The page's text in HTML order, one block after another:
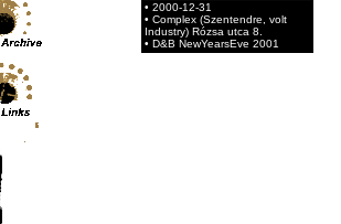
• 2000-12-31
• Complex (Szentendre, volt
Industry) Rózsa utca 8.
• D&B NewYearsEve 2001